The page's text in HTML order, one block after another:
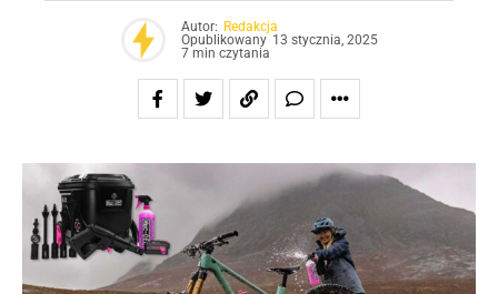
Autor: Redakcja
Opublikowany 13 stycznia, 2025
7 min czytania